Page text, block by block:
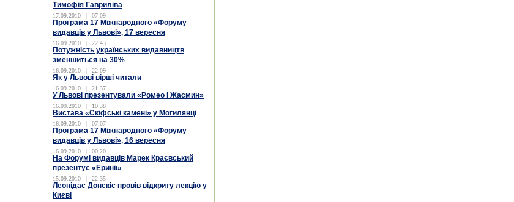
Тимофія Гавриліва
17.09.2010 | 07:09
Програма 17 Міжнародного «Форуму
видавців у Львові», 17 вересня
16.09.2010 | 22:43
Потужність українських видавництв
зменшиться на 30%
16.09.2010 | 22:09
Як у Львові вірші читали
16.09.2010 | 21:37
У Львові презентували «Ромео і Жасмин»
16.09.2010 | 10:38
Вистава «Скіфські камені» у Могилянці
16.09.2010 | 07:07
Програма 17 Міжнародного «Форуму
видавців у Львові», 16 вересня
16.09.2010 | 00:20
На Форумі видавців Марек Краєвський
презентує «Еринії»
15.09.2010 | 22:35
Леонідас Донскіс провів відкриту лекцію у
Києві